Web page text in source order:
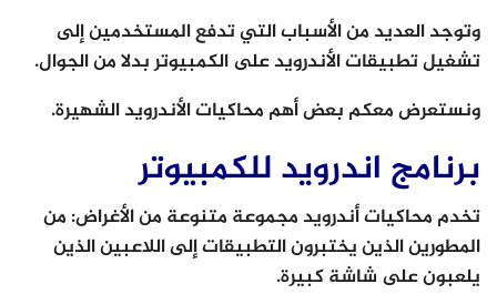
وتوجد العديد من الأسباب التي تدفع المستخدمين إلى
تشغيل تطبيقات الأندرويد على الكمبيوتر بدلا من الجوال.
ونستعرض معكم بعض أهم محاكيات الأندرويد الشهيرة.
برنامج اندرويد للكمبيوتر
تخدم محاكيات أندرويد مجموعة متنوعة من الأغراض: من
المطورين الذين يختبرون التطبيقات إلى اللاعبين الذين
يلعبون على شاشة كبيرة.